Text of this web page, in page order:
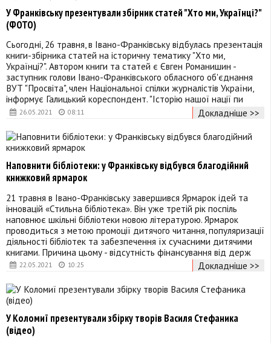
26.05.2021 08:11
У Франківську презентували збірник статей "Хто ми, Українці?"
(ФОТО)
Сьогодні, 26 травня, в Івано-Франківську відбулась презентація
книги-збірника статей на історичну тематику "Хто ми,
Українці?". Автором книги та статей є Євген Романишин -
заступник голови Івано-Франківського обласного об'єднання
ВУТ "Просвіта", член Національної спілки журналістів України,
інформує Галицький кореспондент. "Історію нашої нації пи
Докладніше >>
22.05.2021 10:25
Наповнити бібліотеки: у Франківську відбувся благодійний
книжковий ярмарок
21 травня в Івано-Франківську завершився Ярмарок ідей та
інновацій «Стильна бібліотека». Він уже третій рік поспіль
наповнює шкільні бібліотеки новою літературою. Ярмарок
проводиться з метою промоції дитячого читання, популяризації
діяльності бібліотек та забезпечення їх сучасними дитячими
книгами. Причина цьому - відсутність фінансування від держ
Докладніше >>
У Коломиї презентували збірку творів Василя Стефаника
(відео)